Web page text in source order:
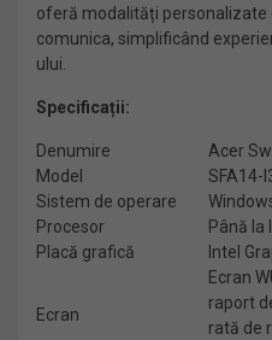
oferă modalități personalizate
comunica, simplificând
ului.
Specificații:
Denumire
Acer
Model
SFA14-
Sistem de operare
Procesor
Până la
Placă grafică
Intel
Ecran
Ecran
raport
rată de